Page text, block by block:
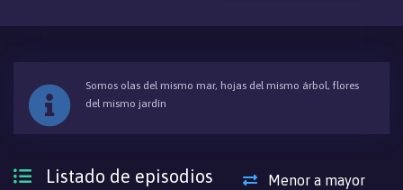
Somos olas del mismo mar, hojas del mismo árbol, flores
del mismo jardín
Listado de episodios Menor a mayor